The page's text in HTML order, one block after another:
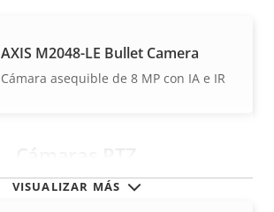
VISUALIZAR MÁS
AXIS M2048-LE Bullet Camera
Cámara asequible de 8 MP con IA e IR